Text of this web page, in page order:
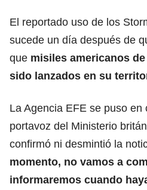
El reportado uso de los
sucede un día después de
que misiles americanos
sido lanzados en su
La Agencia EFE se puso en
portavoz del Ministerio
confirmó ni desmintió la
momento, no vamos a
informaremos cuando